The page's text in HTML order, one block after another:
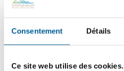
Consentement Détails
Ce site web utilise des cookies.